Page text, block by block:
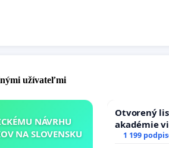
užívateľmi
NÁVRHU
NA SLOVENSKU
Otvorený
akadémie
Slovenska
1 199